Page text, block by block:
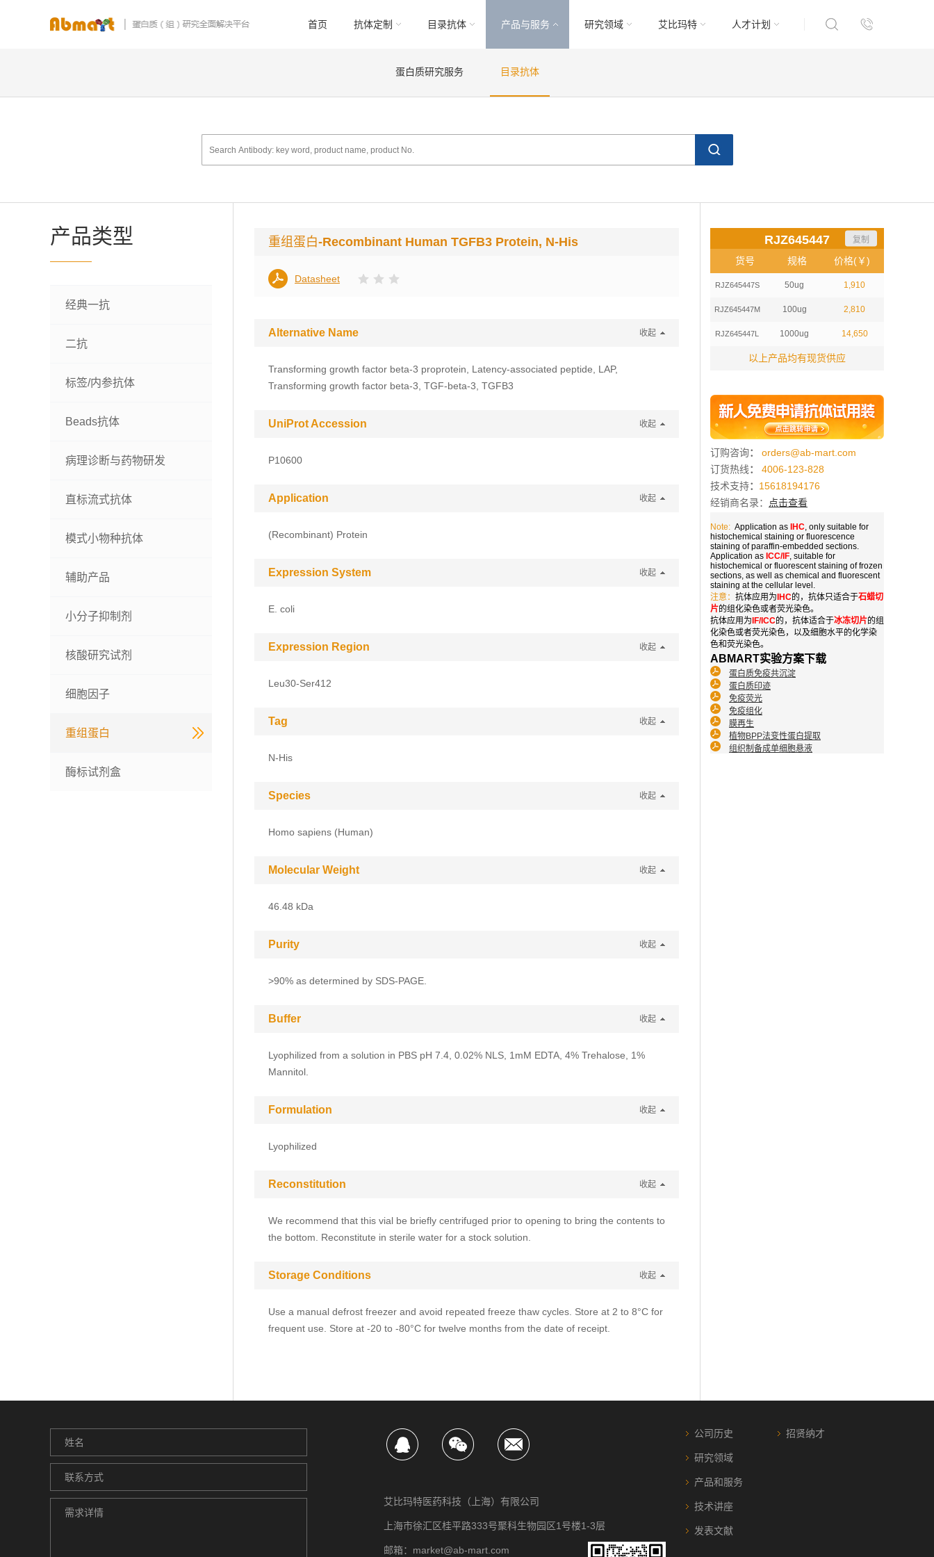
首页 抗体定制 目录抗体 产品与服务 研究领域 艾比玛特 人才计划
蛋白质研究服务 目录抗体
产品类型
经典一抗
二抗
标签/内参抗体
Beads抗体
病理诊断与药物研发
直标流式抗体
模式小物种抗体
辅助产品
小分子抑制剂
核酸研究试剂
细胞因子
重组蛋白
酶标试剂盒
RJZ645447 复制
货号 规格 价格(￥)
RJZ645447S 50ug 1,910
RJZ645447M 100ug 2,810
RJZ645447L 1000ug 14,650
以上产品均有现货供应
订购咨询：
orders@ab-mart.com
订货热线：
4006-123-828
技术支持： 15618194176
经销商名录：
点击查看
Note: Application as IHC, only suitable for
histochemical staining or fluorescence
staining of paraffin-embedded sections.
Application as ICC/IF, suitable for
histochemical or fluorescent staining of frozen
sections, as well as chemical and fluorescent
staining at the cellular level.
注意： 抗体应用为 IHC的，抗体只适合于石蜡切
片的组化染色或者荧光染色。
抗体应用为 IF/ICC的，抗体适合于冰冻切片的组
化染色或者荧光染色，以及细胞水平的化学染
色和荧光染色。
ABMART实验方案下载
蛋白质免疫共沉淀
蛋白质印迹
免疫荧光
免疫组化
膜再生
植物BPP法变性蛋白提取
组织制备成单细胞悬液
重组蛋白-Recombinant Human TGFB3 Protein, N-His
Datasheet
Alternative Name 收起
Transforming growth factor beta-3 proprotein, Latency-associated peptide, LAP,
Transforming growth factor beta-3, TGF-beta-3, TGFB3
UniProt Accession 收起
P10600
Application 收起
(Recombinant) Protein
Expression System 收起
E. coli
Expression Region 收起
Leu30-Ser412
Tag 收起
N-His
Species 收起
Homo sapiens (Human)
Molecular Weight 收起
46.48 kDa
Purity 收起
>90% as determined by SDS-PAGE.
Buffer 收起
Lyophilized from a solution in PBS pH 7.4, 0.02% NLS, 1mM EDTA, 4% Trehalose, 1%
Mannitol.
Formulation 收起
Lyophilized
Reconstitution 收起
We recommend that this vial be briefly centrifuged prior to opening to bring the contents to
the bottom. Reconstitute in sterile water for a stock solution.
Storage Conditions 收起
Use a manual defrost freezer and avoid repeated freeze thaw cycles. Store at 2 to 8°C for
frequent use. Store at -20 to -80°C for twelve months from the date of receipt.
艾比玛特医药科技（上海）有限公司
上海市徐汇区桂平路333号聚科生物园区1号楼1-3层
邮箱：market@ab-mart.com
公司历史
研究领域
产品和服务
技术讲座
发表文献
招贤纳才